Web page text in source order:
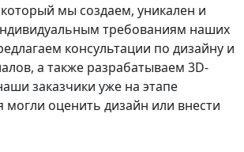
мы создаем, уникален и
требованиям наших
консультации по дизайну и
а также разрабатываем 3D-
заказчики уже на этапе
могли оценить дизайн или внести